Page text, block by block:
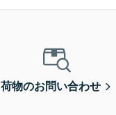
荷物のお問い合わせ